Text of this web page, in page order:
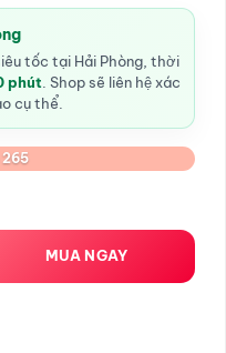
tốc tại Hải Phòng, thời
phút. Shop sẽ liên hệ xác
cụ thể.
MUA NGAY